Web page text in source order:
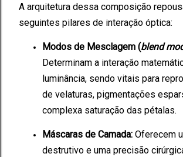
A arquitetura dessa composição
seguintes pilares de interação óptica:
Modos de Mesclagem (blend
Determinam a interação
luminância, sendo vitais para
de velaturas, pigmentações
complexa saturação das pétalas.
Máscaras de Camada: Oferecem
destrutivo e uma precisão